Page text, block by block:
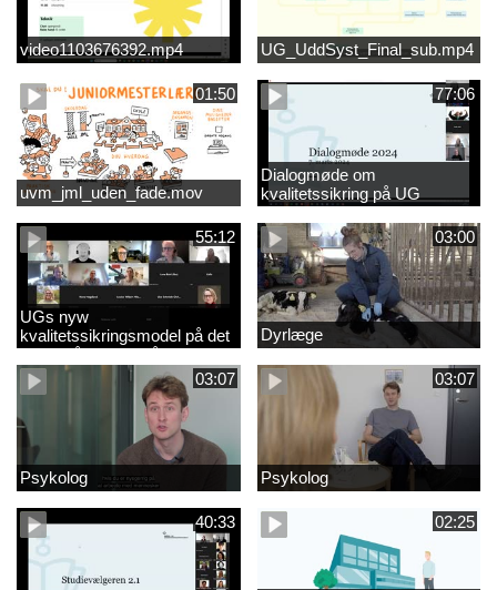
video1103676392.mp4 UG_UddSyst_Final_sub.mp4
01:50
uvm_jml_uden_fade.mov
77:06
Dialogmøde om
kvalitetssikring på UG
55:12
UGs nyw
kvalitetssikringsmodel på det
videregående område
03:00
Dyrlæge
03:07
Psykolog
03:07
Psykolog
40:33 02:25